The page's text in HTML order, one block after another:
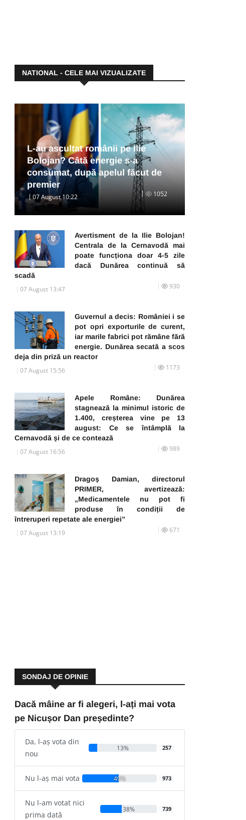
NATIONAL - CELE MAI VIZUALIZATE
L-au ascultat românii pe Ilie
Bolojan? Câtă energie s-a
consumat, după apelul făcut de
premier
07 August 10:22 1052
Avertisment de la Ilie Bolojan!
Centrala de la Cernavodă mai
poate funcționa doar 4-5 zile
dacă Dunărea continuă să
scadă
07 August 13:47 930
Guvernul a decis: României i se
pot opri exporturile de curent,
iar marile fabrici pot rămâne fără
energie. Dunărea secată a scos
deja din priză un reactor
07 August 15:56 1173
Apele Române: Dunărea
stagnează la minimul istoric de
1.400, creșterea vine pe 13
august: Ce se întâmplă la
Cernavodă și de ce contează
07 August 16:56 989
Dragoș Damian, directorul
PRIMER, avertizează:
„Medicamentele nu pot fi
produse în condiții de
întreruperi repetate ale energiei”
07 August 13:19 671
SONDAJ DE OPINIE
Dacă mâine ar fi alegeri, l-ați mai vota
pe Nicușor Dan președinte?
Da, l-aș vota din
nou
13% 257
Nu l-aș mai vota 49% 973
Nu l-am votat nici
prima dată
38% 739